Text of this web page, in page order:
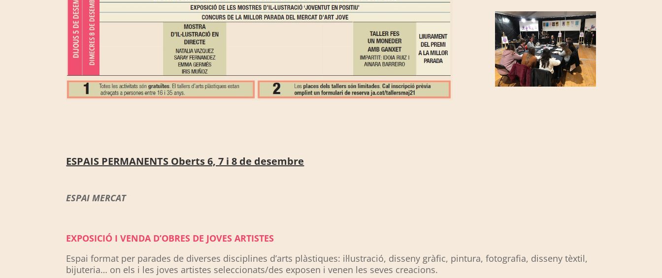
ESPAIS PERMANENTS Oberts 6, 7 i 8 de desembre
ESPAI MERCAT
EXPOSICIÓ I VENDA D’OBRES DE JOVES ARTISTES
Espai format per parades de diverses disciplines d’arts plàstiques: il·lustració, disseny gràfic, pintura, fotografia, disseny tèxtil,
bijuteria… on els i les joves artistes seleccionats/des exposen i venen les seves creacions.